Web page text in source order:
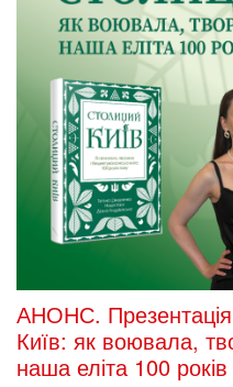
АНОНС.
Київ: як воювала,
наша еліта 100